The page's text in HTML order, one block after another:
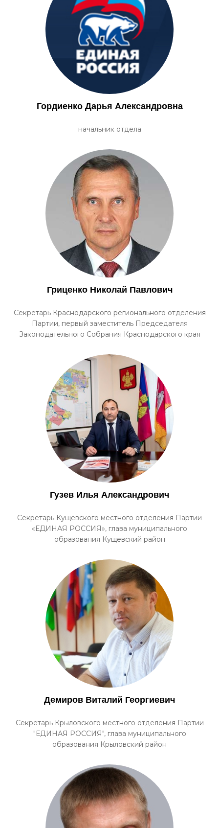
Гордиенко Дарья Александровна
начальник отдела
Гриценко Николай Павлович
Секретарь Краснодарского регионального отделения
Партии, первый заместитель Председателя
Законодательного Собрания Краснодарского края
Гузев Илья Александрович
Секретарь Кущевского местного отделения Партии
«ЕДИНАЯ РОССИЯ», глава муниципального
образования Кущевский район
Демиров Виталий Георгиевич
Секретарь Крыловского местного отделения Партии
"ЕДИНАЯ РОССИЯ", глава муниципального
образования Крыловский район